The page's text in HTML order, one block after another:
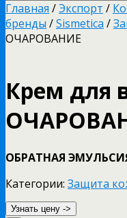
Главная /Экспорт /
бренды /Sismetica /
ОЧАРОВАНИЕ
Крем для
ОБРАТНАЯ
Категории: Защита
Узнать цену ->